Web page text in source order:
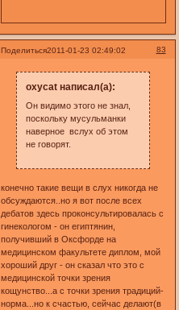
Поделиться 83
2011-01-23 02:49:02
oxycat написал(а):
Он видимо этого не знал,
поскольку мусульманки
наверное вслух об этом
не говорят.
конечно такие вещи в слух никогда не
обсуждаются..но я вот после всех
дебатов здесь проконсультировалась с
гинекологом - он египтянин,
получивший в Оксфорде на
медицинском факультете диплом, мой
хороший друг - он сказал что это с
медицинской точки зрения
кощунство...а с точки зрения традиций-
норма...но к счастью, сейчас делают(в